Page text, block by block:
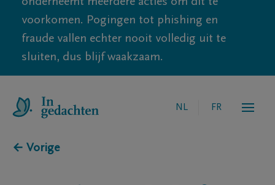
voorkomen. Pogingen tot phishing en
fraude vallen echter nooit volledig uit te
sluiten, dus blijf waakzaam.
NL FR
← Vorige